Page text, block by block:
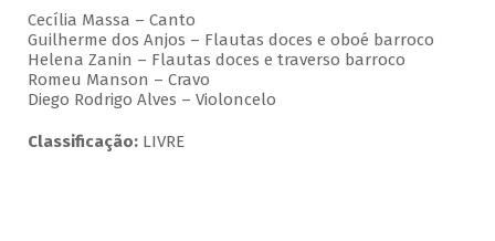
Cecília Massa – Canto
Guilherme dos Anjos – Flautas doces e oboé barroco
Helena Zanin – Flautas doces e traverso barroco
Romeu Manson – Cravo
Diego Rodrigo Alves – Violoncelo
Classificação:LIVRE